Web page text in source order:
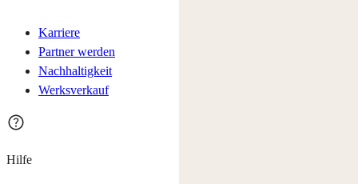
Karriere
Partner werden
Nachhaltigkeit
Werksverkauf
Hilfe